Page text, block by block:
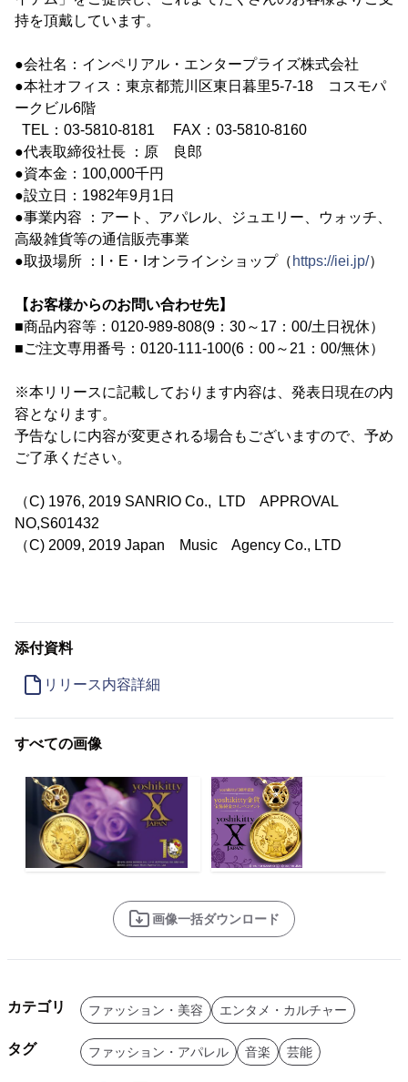
持を頂戴しています。
●会社名：インペリアル・エンタープライズ株式会社
●本社オフィス：東京都荒川区東日暮里5-7-18 コスモパ
ークビル6階
TEL：03-5810-8181 FAX：03-5810-8160
●代表取締役社長 ：原 良郎
●資本金：100,000千円
●設立日：1982年9月1日
●事業内容 ：アート、アパレル、ジュエリー、ウォッチ、
高級雑貨等の通信販売事業
●取扱場所 ：I・E・Iオンラインショップ（ https://iei.jp/）
【お客様からのお問い合わせ先】
■商品内容等：0120-989-808(9：30～17：00/土日祝休）
■ご注文専用番号：0120-111-100(6：00～21：00/無休）
※本リリースに記載しております内容は、発表日現在の内
容となります。
予告なしに内容が変更される場合もございますので、予め
ご了承ください。
（C) 1976, 2019 SANRIO Co., LTD APPROVAL
NO,S601432
（C) 2009, 2019 Japan Music Agency Co., LTD
添付資料
リリース内容詳細
すべての画像
画像一括ダウンロード
カテゴリ ファッション・美容 エンタメ・カルチャー
タグ ファッション・アパレル 音楽 芸能